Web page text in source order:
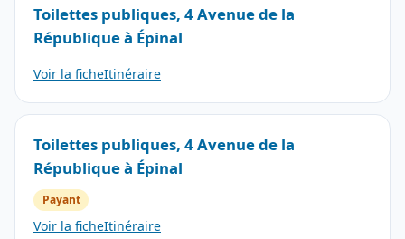
Toilettes publiques, 4 Avenue de la
République à Épinal
Voir la ficheItinéraire
Toilettes publiques, 4 Avenue de la
République à Épinal
Payant
Voir la ficheItinéraire